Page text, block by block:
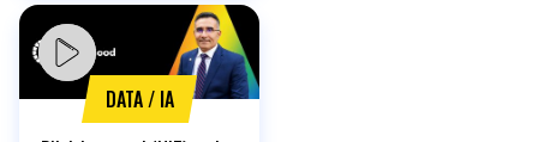
DATA / IA